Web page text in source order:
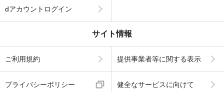
dアカウントログイン
サイト情報
ご利用規約 提供事業者等に関する表示
プライバシーポリシー 健全なサービスに向けて